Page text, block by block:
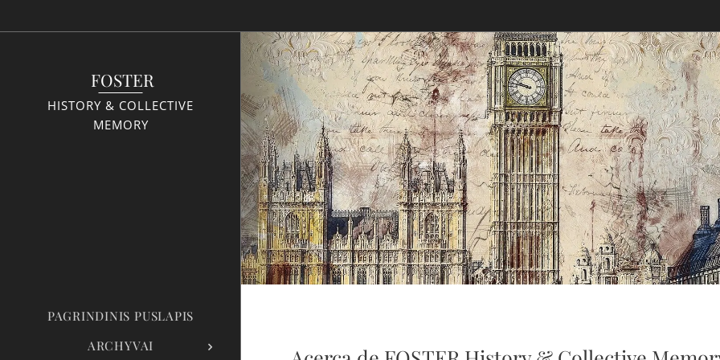
FOSTER
HISTORY & COLLECTIVE
MEMORY
PAGRINDINIS PUSLAPIS
ARCHYVAI